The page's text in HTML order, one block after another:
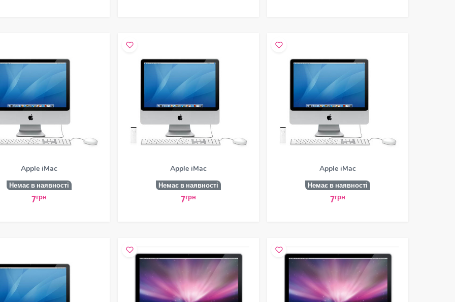
Apple iMac
Немає в наявності
7грн
Apple iMac
Немає в наявності
7грн
Apple iMac
Немає в наявності
7грн